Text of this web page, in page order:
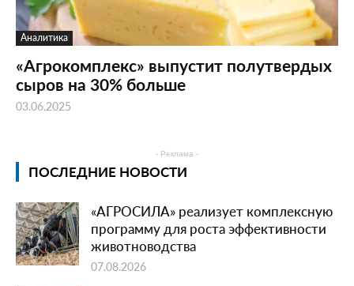
Аналитика
«Агрокомплекс» выпустит полутвердых
сыров на 30% больше
03.06.2025
- Реклама -
ПОСЛЕДНИЕ НОВОСТИ
«АГРОСИЛА» реализует комплексную
программу для роста эффективности
животноводства
07.08.2026